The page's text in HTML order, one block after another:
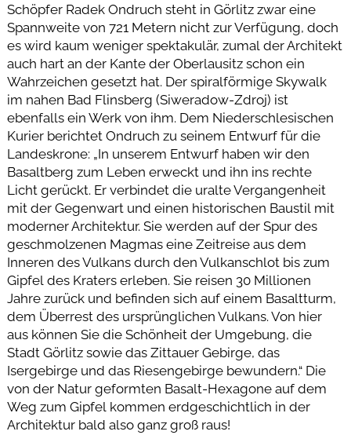
Schöpfer Radek Ondruch steht in Görlitz zwar eine
Spannweite von 721 Metern nicht zur Verfügung, doch
es wird kaum weniger spektakulär, zumal der Architekt
auch hart an der Kante der Oberlausitz schon ein
Wahrzeichen gesetzt hat. Der spiralförmige Skywalk
im nahen Bad Flinsberg (Siweradow-Zdroj) ist
ebenfalls ein Werk von ihm. Dem Niederschlesischen
Kurier berichtet Ondruch zu seinem Entwurf für die
Landeskrone: „In unserem Entwurf haben wir den
Basaltberg zum Leben erweckt und ihn ins rechte
Licht gerückt. Er verbindet die uralte Vergangenheit
mit der Gegenwart und einen historischen Baustil mit
moderner Architektur. Sie werden auf der Spur des
geschmolzenen Magmas eine Zeitreise aus dem
Inneren des Vulkans durch den Vulkanschlot bis zum
Gipfel des Kraters erleben. Sie reisen 30 Millionen
Jahre zurück und befinden sich auf einem Basaltturm,
dem Überrest des ursprünglichen Vulkans. Von hier
aus können Sie die Schönheit der Umgebung, die
Stadt Görlitz sowie das Zittauer Gebirge, das
Isergebirge und das Riesengebirge bewundern.“ Die
von der Natur geformten Basalt-Hexagone auf dem
Weg zum Gipfel kommen erdgeschichtlich in der
Architektur bald also ganz groß raus!